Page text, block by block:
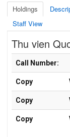
Holdings
Staff View
Thu vien
Holdings details
Call Number:
Copy
Copy
Copy